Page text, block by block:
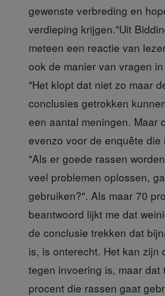
gewenste verbreding en
verdieping krijgen."Uit
meteen een reactie van
ook de manier van vragen
"Het klopt dat niet zo maar
conclusies getrokken
een aantal meningen. Maar
evenzo voor de enquête die
"Als er goede rassen
veel problemen oplossen,
gebruiken?". Als maar 70
beantwoord lijkt me dat
de conclusie trekken dat
is, is onterecht. Het kan zijn
tegen invoering is, maar dat
procent die rassen gaat